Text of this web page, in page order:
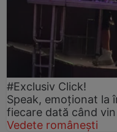
#Exclusiv Click!
Speak, emoționat la
fiecare dată când
Vedete românești